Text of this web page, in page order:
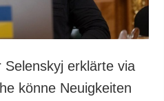
erklärte via
könne Neuigkeiten